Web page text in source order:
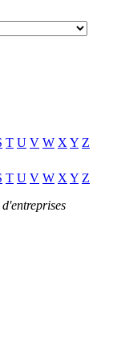
T U V W X Y Z
T U V W X Y Z